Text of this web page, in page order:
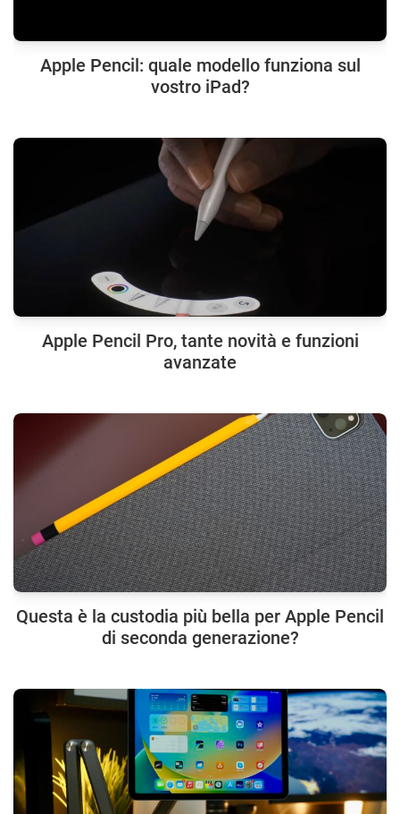
Apple Pencil: quale modello funziona sul
vostro iPad?
Apple Pencil Pro, tante novità e funzioni
avanzate
Questa è la custodia più bella per Apple Pencil
di seconda generazione?